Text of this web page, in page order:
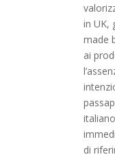
in UK,
made
ai
di